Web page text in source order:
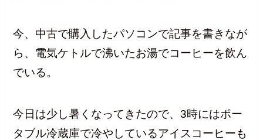
今、中古で購入したパソコンで記事を書きなが
ら、電気ケトルで沸いたお湯でコーヒーを飲ん
でいる。
今日は少し暑くなってきたので、3時にはポー
タブル冷蔵庫で冷やしているアイスコーヒーも